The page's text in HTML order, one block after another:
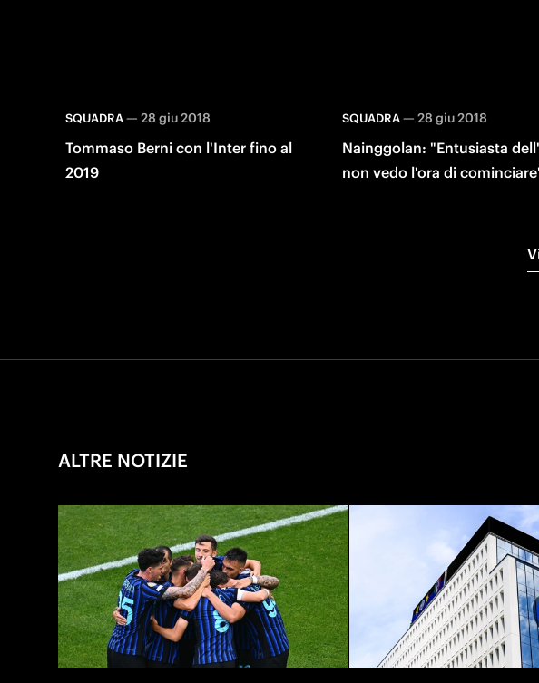
SQUADRA— 28 giu 2018
Tommaso Berni con l'Inter fino al
2019
SQUADRA — 28 giu 2018
Nainggolan: "Entusiasta
non vedo l'ora di
ALTRE NOTIZIE